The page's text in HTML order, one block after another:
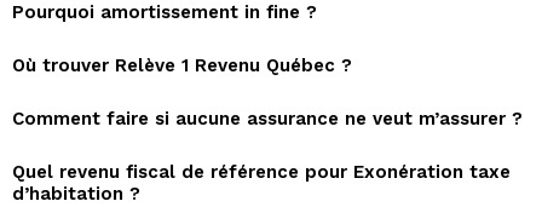
Pourquoi amortissement in fine ?
Où trouver Relève 1 Revenu Québec ?
Comment faire si aucune assurance ne veut m’assurer ?
Quel revenu fiscal de référence pour Exonération taxe
d’habitation ?